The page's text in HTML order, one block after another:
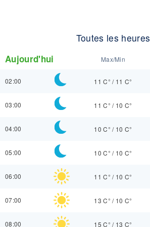
Toutes les heures
Aujourd'hui Max/Min
02:00 11 C° / 11 C°
03:00 11 C° / 10 C°
04:00 10 C° / 10 C°
05:00 10 C° / 10 C°
06:00 11 C° / 10 C°
07:00 13 C° / 10 C°
08:00 15 C° / 13 C°